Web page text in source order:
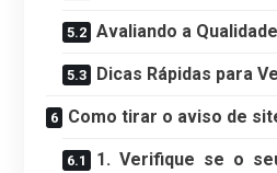
Avaliando a
Dicas Rápidas para
Como tirar o aviso de
1. Verifique se o